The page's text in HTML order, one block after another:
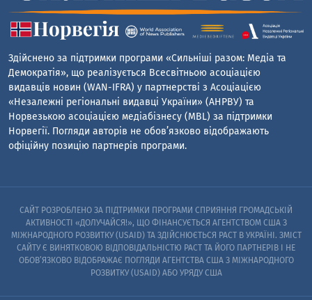
Здійснено за підтримки програми «Сильніші разом: Медіа та
Демократія», що реалізується Всесвітньою асоціацією
видавців новин (WAN-IFRA) у партнерстві з Асоціацією
«Незалежні регіональні видавці України» (АНРВУ) та
Норвезькою асоціацією медіабізнесу (MBL) за підтримки
Норвегії. Погляди авторів не обов’язково відображають
офіційну позицію партнерів програми.
САЙТ РОЗРОБЛЕНО ЗА ПІДТРИМКИ ПРОГРАМИ СПРИЯННЯ ГРОМАДСЬКІЙ
АКТИВНОСТІ «ДОЛУЧАЙСЯ!», ЩО ФІНАНСУЄТЬСЯ АГЕНТСТВОМ США З
МІЖНАРОДНОГО РОЗВИТКУ (USAID) ТА ЗДІЙСНЮЄТЬСЯ PACT В УКРАЇНІ. ЗМІСТ
САЙТУ Є ВИНЯТКОВОЮ ВІДПОВІДАЛЬНІСТЮ PACT ТА ЙОГО ПАРТНЕРІВ I НЕ
ОБОВ’ЯЗКОВО ВІДОБРАЖАЄ ПОГЛЯДИ АГЕНТСТВА США З МІЖНАРОДНОГО
РОЗВИТКУ (USAID) АБО УРЯДУ США